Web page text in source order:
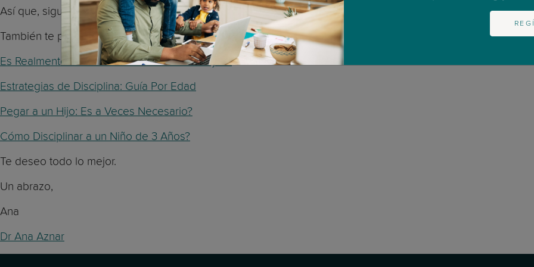
Así que, sigue elogiando a tu hija cuando se porta bien. ¡Sin duda es una buena idea!
También te pueden resultar útiles estos artículos:
Es Realmente Tan Malo Gritar a Nuestros Hijos?
Estrategias de Disciplina: Guía Por Edad
Pegar a un Hijo: Es a Veces Necesario?
Cómo Disciplinar a un Niño de 3 Años?
Te deseo todo lo mejor.
Un abrazo,
Ana
Dr Ana Aznar